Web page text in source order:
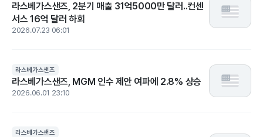
라스베가스샌즈, 2분기 매출 31억5000만 달러..컨센
서스 16억 달러 하회
2026.07.23 06:01
라스베가스샌즈
라스베가스샌즈, MGM 인수 제안 여파에 2.8% 상승
2026.06.01 23:10
라스베가스샌즈